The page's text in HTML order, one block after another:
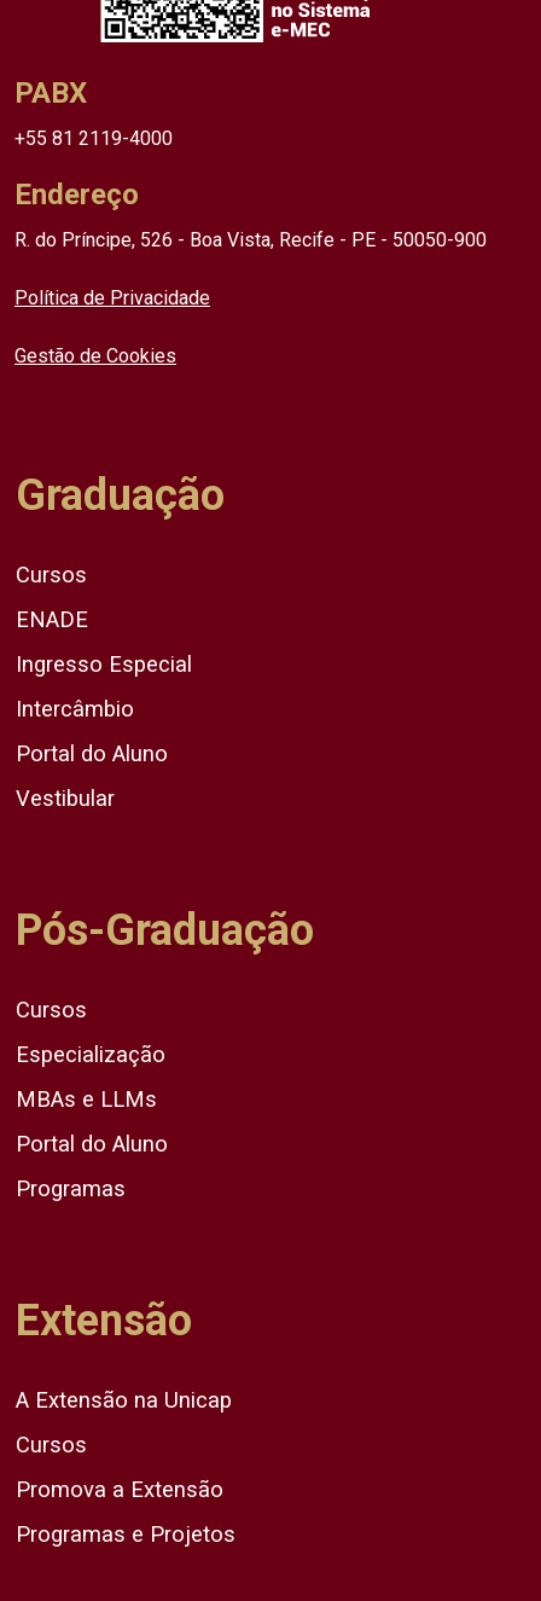
PABX
+55 81 2119-4000
Endereço
R. do Príncipe, 526 - Boa Vista, Recife - PE - 50050-900
Política de Privacidade
Gestão de Cookies
Graduação
Cursos
ENADE
Ingresso Especial
Intercâmbio
Portal do Aluno
Vestibular
Pós-Graduação
Cursos
Especialização
MBAs e LLMs
Portal do Aluno
Programas
Extensão
A Extensão na Unicap
Cursos
Promova a Extensão
Programas e Projetos